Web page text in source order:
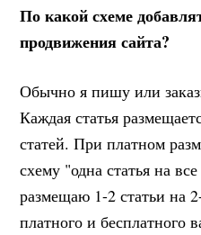
По какой схеме
продвижения сайта?
Обычно я пишу или
Каждая статья
статей. При платном
схему "одна статья на
размещаю 1-2 статьи на
платного и бесплатного